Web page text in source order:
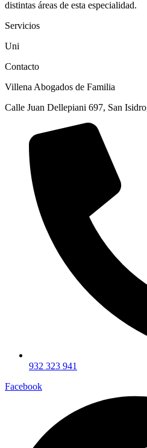
distintas áreas de esta especialidad.
Servicios
Uni
Contacto
Villena Abogados de Familia
Calle Juan Dellepiani 697, San
932 323 941
Facebook